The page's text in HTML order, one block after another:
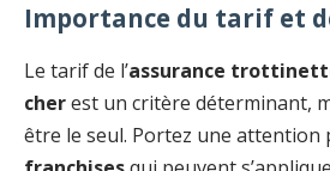
Importance du tarif et
Le tarif de l’assurance
cherest un critère déterminant,
être le seul. Portez une attention